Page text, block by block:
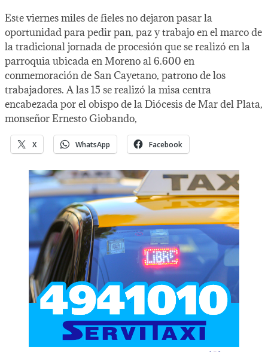
Este viernes miles de fieles no dejaron pasar la
oportunidad para pedir pan, paz y trabajo en el marco de
la tradicional jornada de procesión que se realizó en la
parroquia ubicada en Moreno al 6.600 en
conmemoración de San Cayetano, patrono de los
trabajadores. A las 15 se realizó la misa centra
encabezada por el obispo de la Diócesis de Mar del Plata,
monseñor Ernesto Giobando,
X WhatsApp Facebook